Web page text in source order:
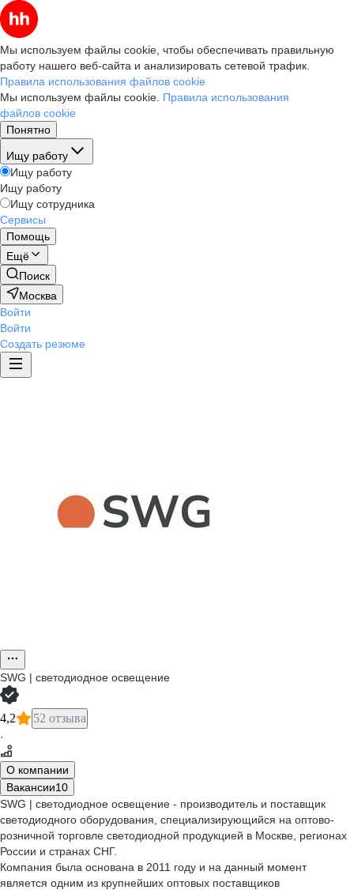
Мы используем файлы cookie, чтобы обеспечивать правильную
работу нашего веб-сайта и анализировать сетевой трафик.
Правила использования файлов cookie
Мы используем файлы cookie. Правила использования
файлов cookie
Понятно
Ищу работу
Ищу работу
Ищу работу
Ищу сотрудника
Сервисы
Помощь
Ещё
Поиск
Москва
Войти
Войти
Создать резюме
SWG | светодиодное освещение
4,2 52 отзыва
·
О компании
Вакансии10
SWG | светодиодное освещение - производитель и поставщик
светодиодного оборудования, специализирующийся на оптово-
розничной торговле светодиодной продукцией в Москве, регионах
России и странах СНГ.
Компания была основана в 2011 году и на данный момент
является одним из крупнейших оптовых поставщиков